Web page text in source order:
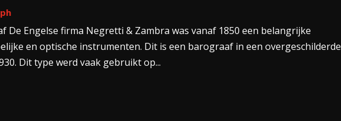
De Engelse firma Negretti & Zambra was vanaf 1850 een belangrijke
en optische instrumenten. Dit is een barograaf in een overgeschilderde
Dit type werd vaak gebruikt op...